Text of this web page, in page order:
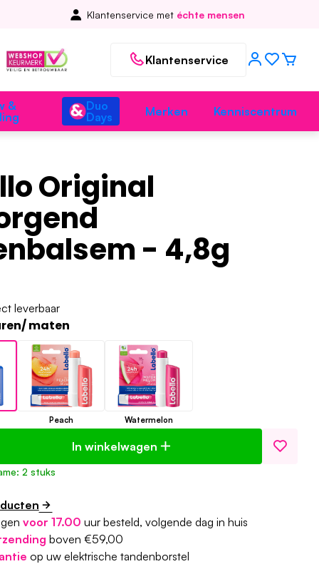
Klantenservice met échte mensen
Klantenservice
&
Duo
Days
Merken Kenniscentrum
Original
- 4,8g
leverbaar
maten
Peach Watermelon
In winkelwagen
2 stuks
voor 17.00 uur besteld, volgende dag in huis
boven €59,00
op uw elektrische tandenborstel